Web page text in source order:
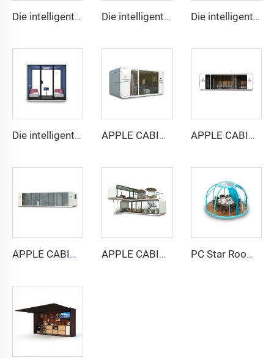
Die intelligente und schallgedämmte Nische für 1 Person – Cyspace Y PRO Serie Die intelligente und schallgedämmte Nische für 2 Personen – Cyspace Y PRO Serie Die intelligente und schallgedämmte Kabine für 4 Personen – Cyspace Y PRO Serie
Die intelligente und schallgedämmte Nische für 6 Personen – Cyspace Y PRO Serie APPLE CABIN CAPSULE HOUSE - Cyspace A6 Serie APPLE CABIN CAPSULE HOUSE - Cyspace A9 Serie
APPLE CABIN CAPSULE HOUSE - Cyspace A12 Serie APPLE CABIN CAPSULE HOUSE - Cyspace Doppelstock-Serie PC Star Room Capsule House